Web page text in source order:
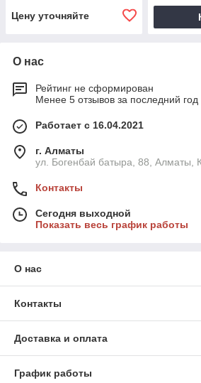
Цену уточняйте
О нас
Рейтинг не сформирован
Менее 5 отзывов за последний год
Работает с 16.04.2021
г. Алматы
ул. Богенбай батыра, 88, Алматы,
Контакты
Сегодня выходной
Показать весь график работы
О нас
Контакты
Доставка и оплата
График работы